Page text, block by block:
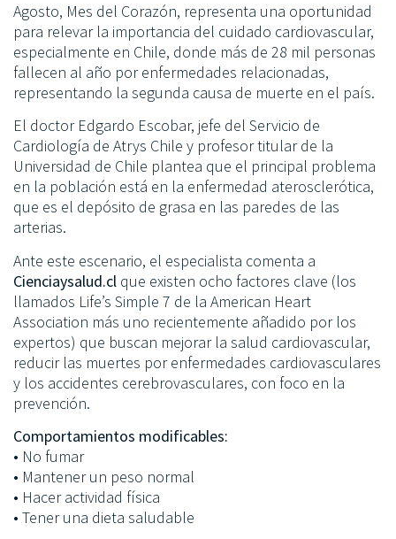
Agosto, Mes del Corazón, representa una oportunidad
para relevar la importancia del cuidado cardiovascular,
especialmente en Chile, donde más de 28 mil personas
fallecen al año por enfermedades relacionadas,
representando la segunda causa de muerte en el país.
El doctor Edgardo Escobar, jefe del Servicio de
Cardiología de Atrys Chile y profesor titular de la
Universidad de Chile plantea que el principal problema
en la población está en la enfermedad aterosclerótica,
que es el depósito de grasa en las paredes de las
arterias.
Ante este escenario, el especialista comenta a
Cienciaysalud.cl que existen ocho factores clave (los
llamados Life’s Simple 7 de la American Heart
Association más uno recientemente añadido por los
expertos) que buscan mejorar la salud cardiovascular,
reducir las muertes por enfermedades cardiovasculares
y los accidentes cerebrovasculares, con foco en la
prevención.
Comportamientos modificables:
• No fumar
• Mantener un peso normal
• Hacer actividad física
• Tener una dieta saludable